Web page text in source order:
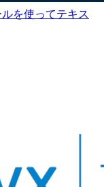
を使ってテキス